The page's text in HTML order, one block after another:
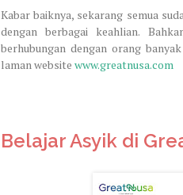
Kabar baiknya, sekarang semua
dengan berbagai keahlian.
berhubungan dengan orang
laman website www.greatnusa.com
Belajar Asyik di